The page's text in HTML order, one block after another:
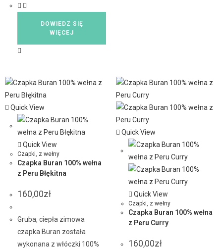
DOWIEDZ SIĘ
WIĘCEJ
Quick View
Quick View
Czapki, z wełny
Czapka Buran 100% wełna
z Peru Błękitna
160,00zł
Gruba, ciepła zimowa
czapka Buran została
wykonana z włóczki 100%
Quick View
Quick View
Czapki, z wełny
Czapka Buran 100% wełna
z Peru Curry
160,00zł